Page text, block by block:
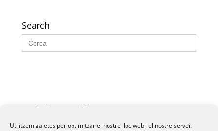
Utilitzem galetes per optimitzar el nostre lloc web i el nostre servei.
Search
Search
for:
Fundació La Passió d’Esparreguera, 2026